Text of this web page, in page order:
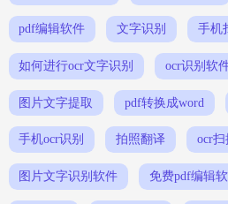
pdf编辑软件 文字识别 手机
如何进行ocr文字识别 ocr识别软
图片文字提取 pdf转换成word
手机ocr识别 拍照翻译 ocr
图片文字识别软件 免费pdf编辑